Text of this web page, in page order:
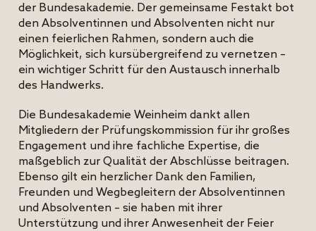
der Bundesakademie. Der gemeinsame Festakt bot
den Absolventinnen und Absolventen nicht nur
einen feierlichen Rahmen, sondern auch die
Möglichkeit, sich kursübergreifend zu vernetzen –
ein wichtiger Schritt für den Austausch innerhalb
des Handwerks.
Die Bundesakademie Weinheim dankt allen
Mitgliedern der Prüfungskommission für ihr großes
Engagement und ihre fachliche Expertise, die
maßgeblich zur Qualität der Abschlüsse beitragen.
Ebenso gilt ein herzlicher Dank den Familien,
Freunden und Wegbegleitern der Absolventinnen
und Absolventen – sie haben mit ihrer
Unterstützung und ihrer Anwesenheit der Feier